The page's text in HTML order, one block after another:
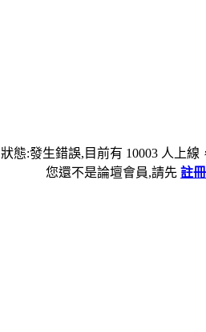
狀態:發生錯誤,目前有 10003 人上
您還不是論壇會員,請先 註冊